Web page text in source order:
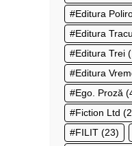
Editura
Editura
Editura Trei
Editura
Ego. Proză
Fiction Ltd
FILIT (23)